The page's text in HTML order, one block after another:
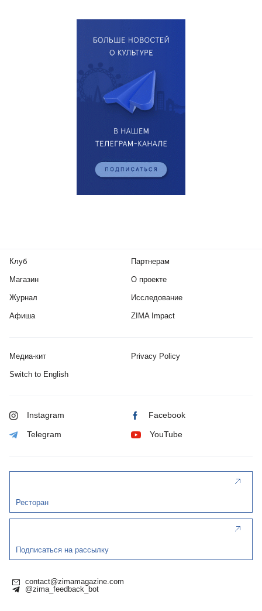
Клуб
Магазин
Журнал
Афиша
Партнерам
О проекте
Исследование
ZIMA Impact
Медиа-кит Privacy Policy
Switch to English
Instagram Facebook
Telegram YouTube
Ресторан
Подписаться на рассылку
contact@zimamagazine.com
@zima_feedback_bot